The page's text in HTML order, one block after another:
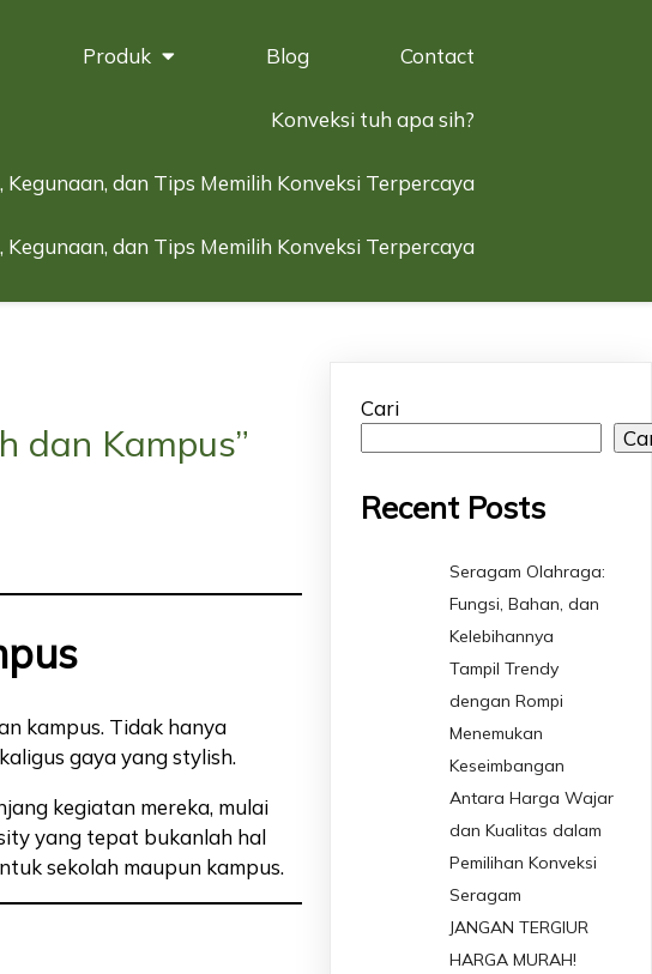
Produk Blog Contact
Konveksi tuh apa sih?
Kegunaan, dan Tips Memilih Konveksi Terpercaya
Kegunaan, dan Tips Memilih Konveksi Terpercaya
dan Kampus”
kampus. Tidak hanya
gaya yang stylish.
kegiatan mereka, mulai
yang tepat bukanlah hal
sekolah maupun kampus.
Cari
Recent Posts
Seragam Olahraga:
Fungsi, Bahan, dan
Kelebihannya
Tampil Trendy
dengan Rompi
Menemukan
Keseimbangan
Antara Harga Wajar
dan Kualitas dalam
Pemilihan Konveksi
Seragam
JANGAN TERGIUR
HARGA MURAH!